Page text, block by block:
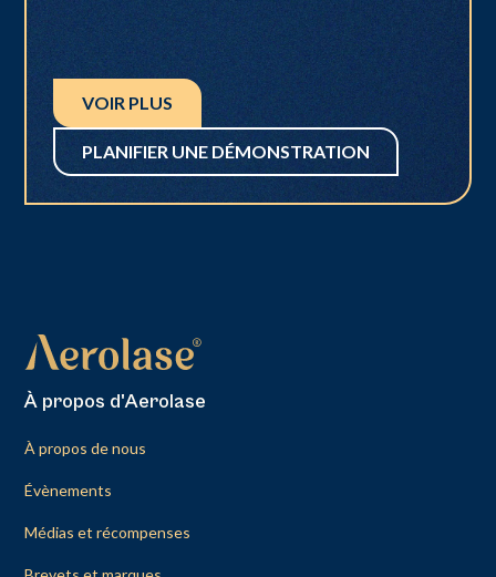
VOIR PLUS
PLANIFIER UNE DÉMONSTRATION
À propos d'Aerolase
À propos de nous
Évènements
Médias et récompenses